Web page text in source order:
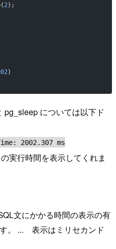
2);
)
pg_sleep については以下ド
2002.307 ms
実行時間を表示してくれま
文にかかる時間の表示の有
。 ... 表示はミリセカンド